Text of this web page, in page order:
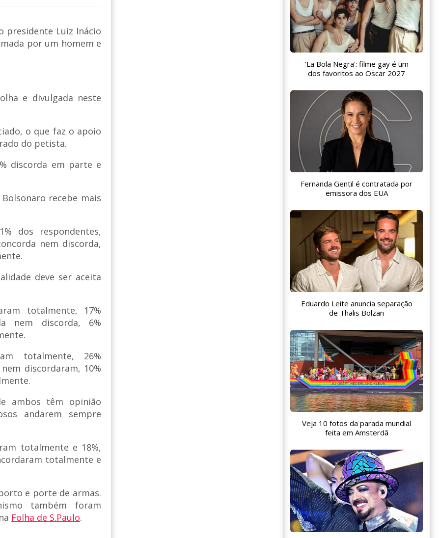
presidente Luiz Inácio
por um homem e
e divulgada neste
o que faz o apoio
do petista.
discorda em parte e
recebe mais
dos respondentes,
nem discorda,
deve ser aceita
totalmente, 17%
nem discorda, 6%
totalmente, 26%
discordaram, 10%
ambos têm opinião
andarem sempre
totalmente e 18%,
totalmente e
e porte de armas.
também foram
Folha de S.Paulo.
'La Bola Negra': filme gay é um
dos favoritos ao Oscar 2027
Fernanda Gentil é contratada por
emissora dos EUA
Eduardo Leite anuncia separação
de Thalis Bolzan
Veja 10 fotos da parada mundial
feita em Amsterdã